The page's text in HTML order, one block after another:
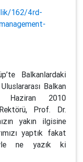
162/4rd-
Balkanlardaki
Balkan
Haziran 2010
Prof. Dr.
yakın ilgisine
yaptık fakat
ne yazık ki